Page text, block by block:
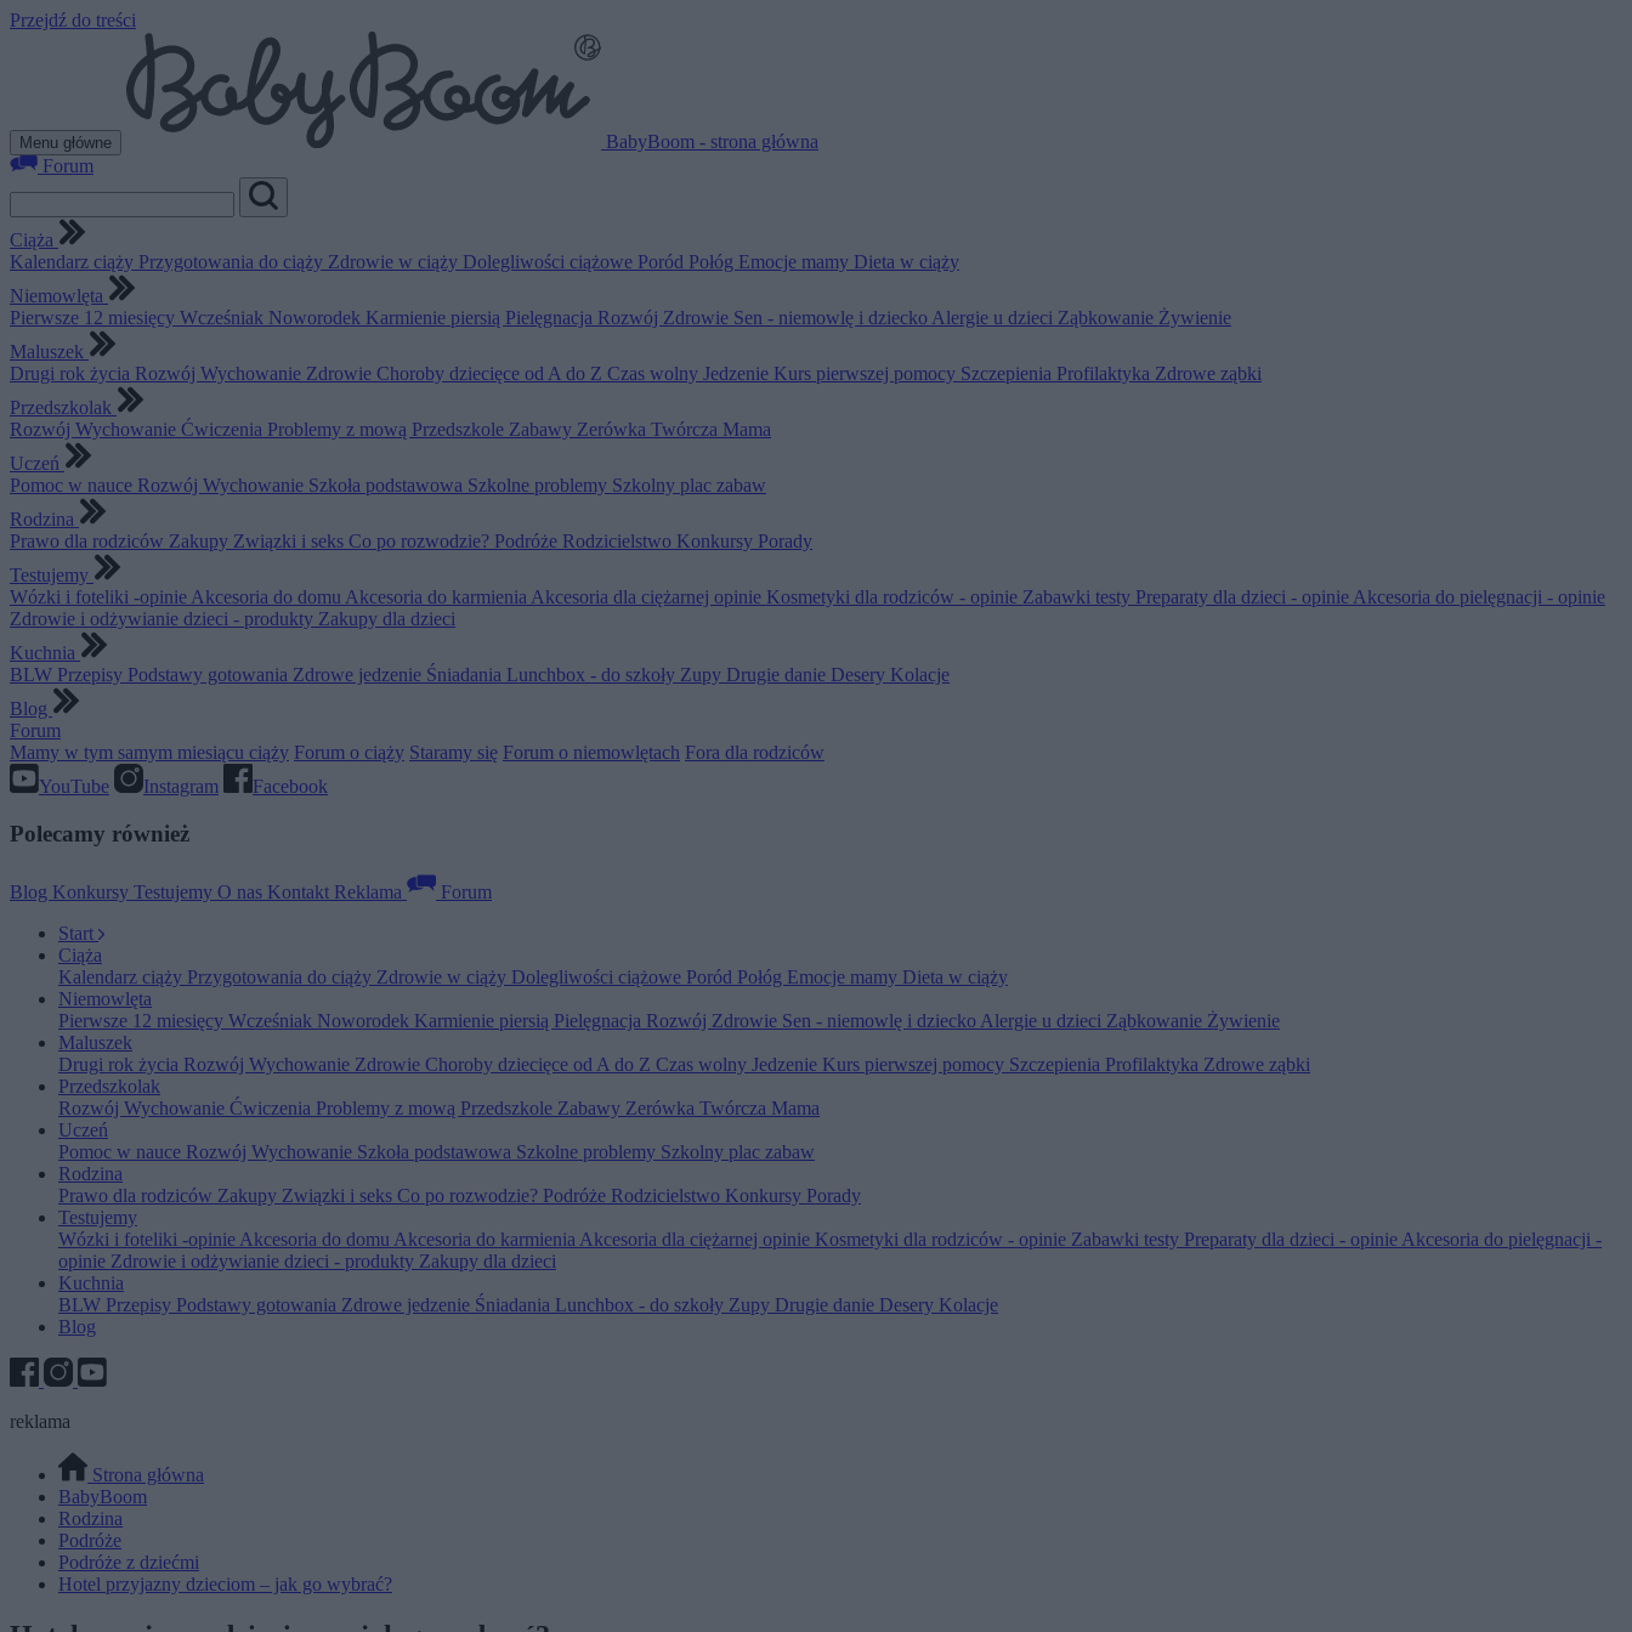
Przejdź do treści
Menu główne
BabyBoom - strona główna
Forum
Ciąża
Kalendarz ciąży Przygotowania do ciąży Zdrowie w ciąży Dolegliwości ciążowe Poród Połóg Emocje mamy Dieta w ciąży
Niemowlęta
Pierwsze 12 miesięcy Wcześniak Noworodek Karmienie piersią Pielęgnacja Rozwój Zdrowie Sen - niemowlę i dziecko Alergie u dzieci Ząbkowanie Żywienie
Maluszek
Drugi rok życia Rozwój Wychowanie Zdrowie Choroby dziecięce od A do Z Czas wolny Jedzenie Kurs pierwszej pomocy Szczepienia Profilaktyka Zdrowe ząbki
Przedszkolak
Rozwój Wychowanie Ćwiczenia Problemy z mową Przedszkole Zabawy Zerówka Twórcza Mama
Uczeń
Pomoc w nauce Rozwój Wychowanie Szkoła podstawowa Szkolne problemy Szkolny plac zabaw
Rodzina
Prawo dla rodziców Zakupy Związki i seks Co po rozwodzie? Podróże Rodzicielstwo Konkursy Porady
Testujemy
Wózki i foteliki -opinie Akcesoria do domu Akcesoria do karmienia Akcesoria dla ciężarnej opinie Kosmetyki dla rodziców - opinie Zabawki testy Preparaty dla dzieci - opinie Akcesoria do pielęgnacji - opinie
Zdrowie i odżywianie dzieci - produkty Zakupy dla dzieci
Kuchnia
BLW Przepisy Podstawy gotowania Zdrowe jedzenie Śniadania Lunchbox - do szkoły Zupy Drugie danie Desery Kolacje
Blog
Forum
Mamy w tym samym miesiącu ciąży Forum o ciąży Staramy się Forum o niemowlętach Fora dla rodziców
YouTube
Instagram Facebook
Polecamy również
Blog Konkursy Testujemy O nas Kontakt Reklama
Forum
Start
Ciąża
Kalendarz ciąży Przygotowania do ciąży Zdrowie w ciąży Dolegliwości ciążowe Poród Połóg Emocje mamy Dieta w ciąży
Niemowlęta
Pierwsze 12 miesięcy Wcześniak Noworodek Karmienie piersią Pielęgnacja Rozwój Zdrowie Sen - niemowlę i dziecko Alergie u dzieci Ząbkowanie Żywienie
Maluszek
Drugi rok życia Rozwój Wychowanie Zdrowie Choroby dziecięce od A do Z Czas wolny Jedzenie Kurs pierwszej pomocy Szczepienia Profilaktyka Zdrowe ząbki
Przedszkolak
Rozwój Wychowanie Ćwiczenia Problemy z mową Przedszkole Zabawy Zerówka Twórcza Mama
Uczeń
Pomoc w nauce Rozwój Wychowanie Szkoła podstawowa Szkolne problemy Szkolny plac zabaw
Rodzina
Prawo dla rodziców Zakupy Związki i seks Co po rozwodzie? Podróże Rodzicielstwo Konkursy Porady
Testujemy
Wózki i foteliki -opinieAkcesoria do domu Akcesoria do karmieniaAkcesoria dla ciężarnej opinie Kosmetyki dla rodziców - opinie Zabawki testy Preparaty dla dzieci - opinieAkcesoria do pielęgnacji -
opinie Zdrowie i odżywianie dzieci - produkty Zakupy dla dzieci
Kuchnia
BLW Przepisy Podstawy gotowania Zdrowe jedzenie Śniadania Lunchbox - do szkoły Zupy Drugie danie Desery Kolacje
Blog
reklama
Strona główna
BabyBoom
Rodzina
Podróże
Podróże z dziećmi
Hotel przyjazny dzieciom – jak go wybrać?